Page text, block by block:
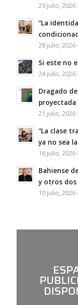
29 julio, 2026
“La
28 julio, 2026
Si este no
24 julio, 2026
Dragado
21 julio, 2026
“La clase
ya no sea
16 julio, 2026
Bahiense
y otros
10 julio, 2026